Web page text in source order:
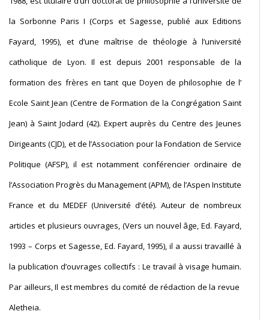
la Sorbonne Paris I (Corps et Sagesse, publié aux Editions
Fayard, 1995), et d’une maîtrise de théologie à l’université
catholique de Lyon. Il est depuis 2001 responsable de la
formation des frères en tant que Doyen de philosophie de l’
Ecole Saint Jean (Centre de Formation de la Congrégation Saint
Jean) à Saint Jodard (42). Expert auprès du Centre des Jeunes
Dirigeants (CJD), et de l’Association pour la Fondation de Service
Politique (AFSP), il est notamment conférencier ordinaire de
l’Association Progrès du Management (APM), de l’Aspen Institute
France et du MEDEF (Université d’été). Auteur de nombreux
articles et plusieurs ouvrages, (Vers un nouvel âge, Ed. Fayard,
1993 – Corps et Sagesse, Ed. Fayard, 1995), il a aussi travaillé à
la publication d’ouvrages collectifs : Le travail à visage humain.
Par ailleurs, Il est membres du comité de rédaction de la revue
Aletheia.